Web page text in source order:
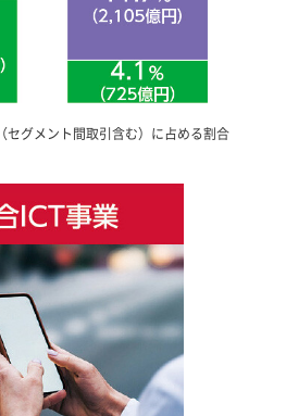
セグメント間取引含む）に占める割合